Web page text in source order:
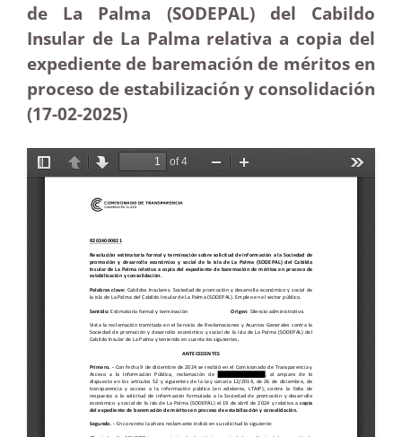
de La Palma (SODEPAL) del Cabildo
Insular de La Palma relativa a copia del
expediente de baremación de méritos en
proceso de estabilización y consolidación
(17-02-2025)